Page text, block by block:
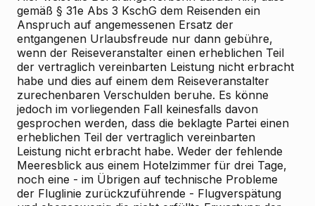
gemäß § 31e Abs 3 KschG dem Reisenden ein
Anspruch auf angemessenen Ersatz der
entgangenen Urlaubsfreude nur dann gebühre,
wenn der Reiseveranstalter einen erheblichen Teil
der vertraglich vereinbarten Leistung nicht erbracht
habe und dies auf einem dem Reiseveranstalter
zurechenbaren Verschulden beruhe. Es könne
jedoch im vorliegenden Fall keinesfalls davon
gesprochen werden, dass die beklagte Partei einen
erheblichen Teil der vertraglich vereinbarten
Leistung nicht erbracht habe. Weder der fehlende
Meeresblick aus einem Hotelzimmer für drei Tage,
noch eine - im Übrigen auf technische Probleme
der Fluglinie zurückzuführende - Flugverspätung